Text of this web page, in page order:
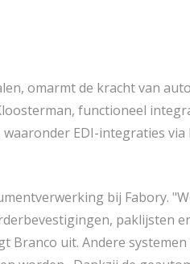
omarmt de kracht van
functioneel
EDI-integraties via
bij Fabory.
paklijsten
uit. Andere